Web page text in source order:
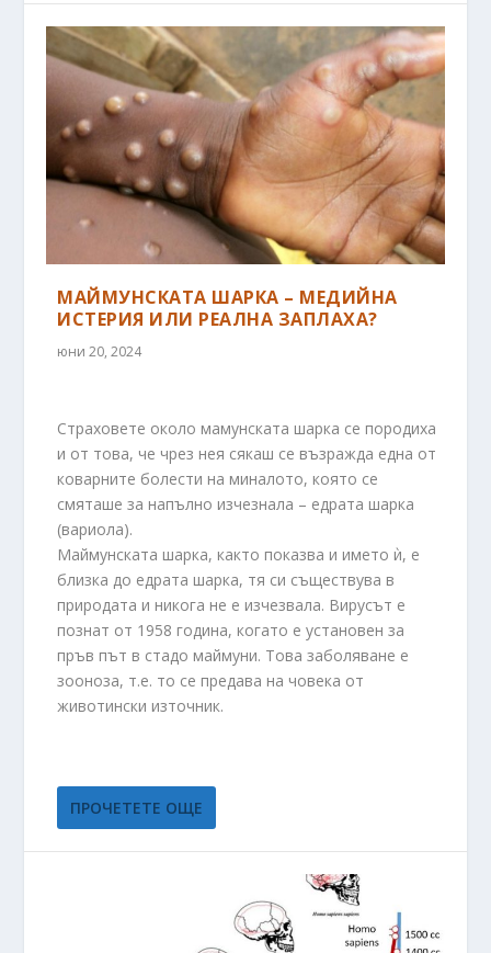
МАЙМУНСКАТА ШАРКА – МЕДИЙНА
ИСТЕРИЯ ИЛИ РЕАЛНА ЗАПЛАХА?
юни 20, 2024
Страховете около мамунската шарка се породиха
и от това, че чрез нея сякаш се възражда една от
коварните болести на миналото, която се
смяташе за напълно изчезнала – едрата шарка
(вариола).
Маймунската шарка, както показва и името ѝ, е
близка до едрата шарка, тя си съществува в
природата и никога не е изчезвала. Вирусът е
познат от 1958 година, когато е установен за
пръв път в стадо маймуни. Това заболяване е
зооноза, т.е. то се предава на човека от
животински източник.
ПРОЧЕТЕТЕ ОЩЕ